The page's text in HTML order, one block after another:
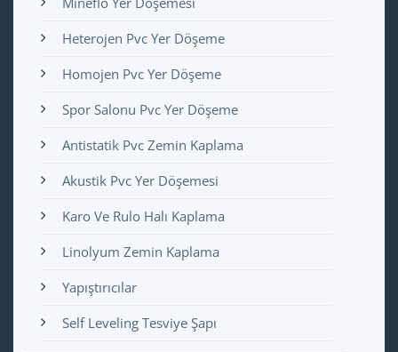
Heterojen Pvc Yer Döşeme
Homojen Pvc Yer Döşeme
Spor Salonu Pvc Yer Döşeme
Antistatik Pvc Zemin Kaplama
Akustik Pvc Yer Döşemesi
Karo Ve Rulo Halı Kaplama
Linolyum Zemin Kaplama
Yapıştırıcılar
Self Leveling Tesviye Şapı